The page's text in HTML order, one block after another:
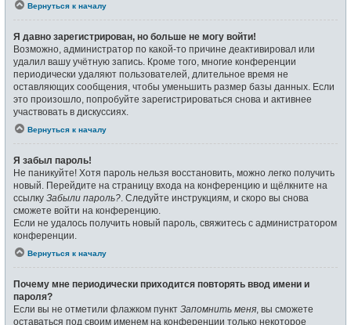
Вернуться к началу
Я давно зарегистрирован, но больше не могу войти!
Возможно, администратор по какой-то причине деактивировал или
удалил вашу учётную запись. Кроме того, многие конференции
периодически удаляют пользователей, длительное время не
оставляющих сообщения, чтобы уменьшить размер базы данных. Если
это произошло, попробуйте зарегистрироваться снова и активнее
участвовать в дискуссиях.
Вернуться к началу
Я забыл пароль!
Не паникуйте! Хотя пароль нельзя восстановить, можно легко получить
новый. Перейдите на страницу входа на конференцию и щёлкните на
ссылку Забыли пароль? . Следуйте инструкциям, и скоро вы снова
сможете войти на конференцию.
Если не удалось получить новый пароль, свяжитесь с администратором
конференции.
Вернуться к началу
Почему мне периодически приходится повторять ввод имени и
пароля?
Если вы не отметили флажком пункт Запомнить меня , вы сможете
оставаться под своим именем на конференции только некоторое